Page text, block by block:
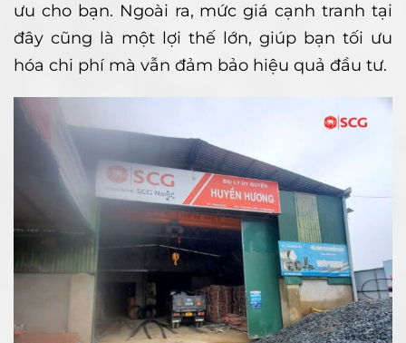
ưu cho bạn. Ngoài ra, mức giá cạnh tranh tại
đây cũng là một lợi thế lớn, giúp bạn tối ưu
hóa chi phí mà vẫn đảm bảo hiệu quả đầu tư.